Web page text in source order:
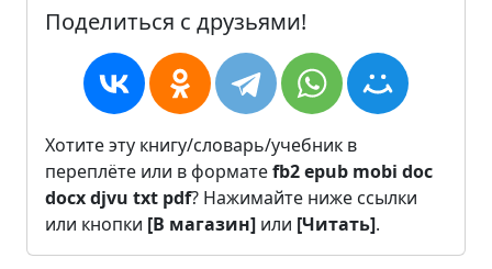
Поделиться с друзьями!
Хотите эту книгу/словарь/учебник в
переплёте или в форматеfb2epub mobi doc
docxdjvu txt pdf? Нажимайте ниже ссылки
или кнопки [В магазин] или [Читать].